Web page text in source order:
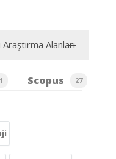
Alanları
Scopus 27